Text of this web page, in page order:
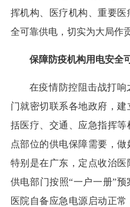
挥机构、医疗机构、重要
全可靠供电，切实为大局作
保障防疫机构用电安全
在疫情防控阻击战打
门就密切联系各地政府，
括医疗、交通、应急指挥
点部位的供电保障需要，做
特别是在广东，定点收治
供电部门按照“一户一册”
医院自备应急电源启动正